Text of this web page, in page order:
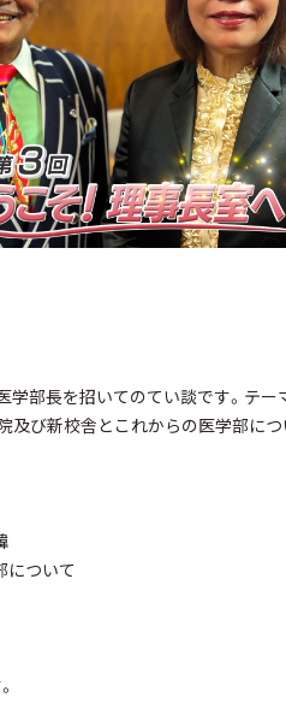
学部長を招いてのてい談です。テー
及び新校舎とこれからの医学部につ
について